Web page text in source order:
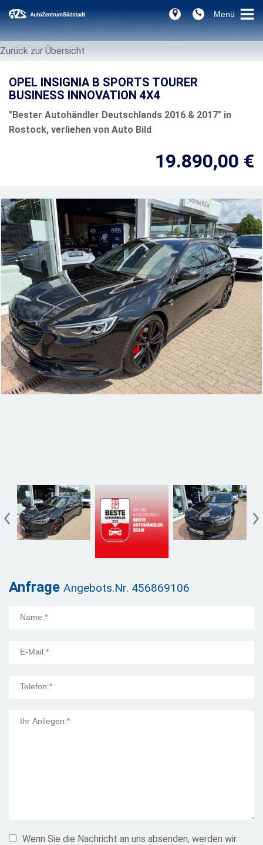
Zurück zur Übersicht
OPEL INSIGNIA B SPORTS TOURER
BUSINESS INNOVATION 4X4
"Bester Autohändler Deutschlands 2016 & 2017" in
Rostock, verliehen von Auto Bild
19.890,00 €
Anfrage Angebots.Nr. 456869106
Wenn Sie die Nachricht an uns absenden, werden wir